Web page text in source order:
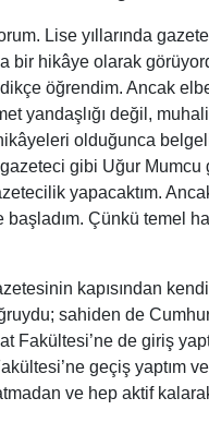
Lise yıllarında
bir hikâye olarak
öğrendim. Ancak
yandaşlığı değil,
olduğunca
gibi Uğur
yapacaktım.
başladım. Çünkü temel
kapısından
sahiden de
Fakültesi’ne de giriş
geçiş yaptım
ve hep aktif